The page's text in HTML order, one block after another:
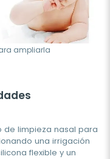
ampliarla
de limpieza nasal para
una irrigación
flexible y un